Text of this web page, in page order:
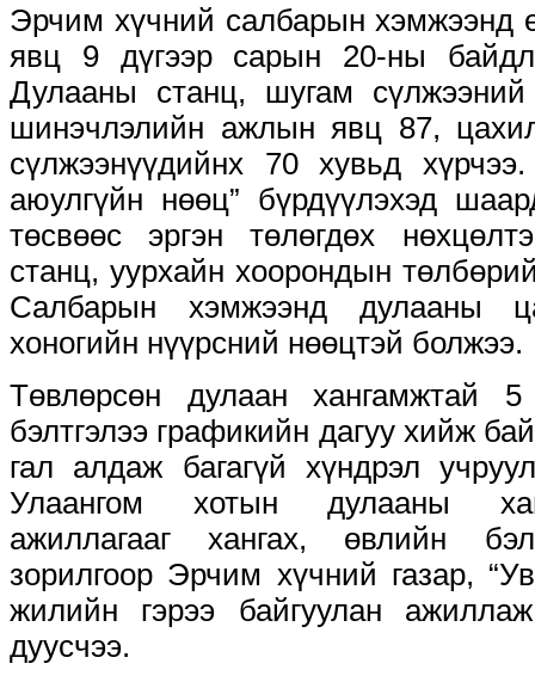
Эрчим хүчний салбарын хэмжээнд
явц 9 дүгээр сарын 20-ны
Дулааны станц, шугам
шинэчлэлийн ажлын явц 87,
сүлжээнүүдийнх 70 хувьд
аюулгүйн нөөц” бүрдүүлэхэд
төсвөөс эргэн төлөгдөх
станц, уурхайн хоорондын
Салбарын хэмжээнд дулааны
хоногийн нүүрсний нөөцтэй болжээ.
Төвлөрсөн дулаан хангамжтай
бэлтгэлээ графикийн дагуу хийж
гал алдаж багагүй хүндрэл
Улаангом хотын дулааны
ажиллагааг хангах, өвлийн
зорилгоор Эрчим хүчний газар,
жилийн гэрээ байгуулан
дуусчээ.